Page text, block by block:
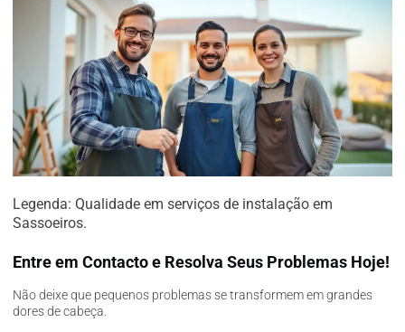
Legenda: Qualidade em serviços de instalação em
Sassoeiros.
Entre em Contacto e Resolva Seus Problemas Hoje!
Não deixe que pequenos problemas se transformem em grandes
dores de cabeça.